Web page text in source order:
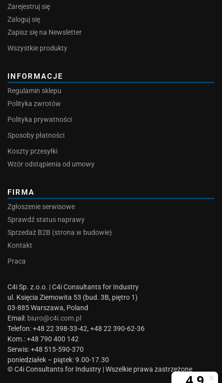
Zarejestruj się
Zaloguj się
Zapisz się na Newsletter
Wszystkie produkty
INFORMACJE
Regulamin sklepu
Polityka zwrotów
Polityka prywatności
Sposoby płatności
Koszty przesyłki
Wzór odstąpienia od umowy
FIRMA
Zgłoszenie serwisowe
Sprawdź status naprawy
Sprzedaż B2B (strona w budowie)
Kontakt
Praca
C4i Sp. z.o.o. | C4i Consultants for Industry
ul. Księcia Ziemowita 53 (bud. 3B, piętro 1)
03-885 Warszawa, Poland
Email: biuro@c4i.com.pl
Telefon: +48 22 398-33-42, +48 22 390-62-36
Kom.: +48 790 400 142
Serwis: +48 515-590-370
poniedziałek – piątek: 9.00-17.30
© C4i Consultants for Industry | Wszelkie prawa zastrzeżone